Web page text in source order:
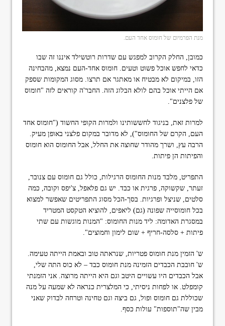
מנת הפרמיום של חומוס אחד העם.
כמובן, החלק הקרוב למפגש עם שדרות רוטשילד איננו זה שבו
כדאי לחפש אוכל פשוט וטעים. חומוס אחד-העם נמצא, מהבחינה
הזו, במיקום לא מבטיח או מאתגר אם תרצו. מסוג המקומות שספק
אם הייתי אוכל בהם לולא הבלוג הזה. החבר'ה קוראים לזה "חומוס
של פלצנים".
למרות זאת, בניגוד לחששותינו ולמרות הקופי החשוד ("חומוס אחד
העם, הקרם של החומוס"), לא מדובר במקום פלצני באופן מעיק.
הרבה עץ, ושרך מהודר שחוצה את החלל, אבל החומוס הוא חומוס
והפיתות הן פיתות.
התפריט, מלבד מנות החומוס הרגילות, כולל גם חומוס עם צנובר,
זעתר, שקשוקה, פרגית או כבד. יש גם פלאפל, צ'יפס וקובה, כמה
סלטים, שניצל ופרגיות. בסך-הכל מסוג התפריטים שאפשר למצוא
בכל חומוסייה שפונה (גם) ליאפים, להוציא הטקסט המטריד
במסגרת האדומה: ליד מנות החומוס: "המנות מוגשות עם שתי
פיתות + סלסה-חריף + שום לימון וחמוצים".
ש' הזמין מנת חומוס פטריות, שנראתה טוב ובאמת הייתה טעימה.
ש' חובבת הכבדים הזמינה מנת חומוס כבד – לא כוס התה שלי,
אבל הכבדים היו עשויים היטב וגם היא הייתה מרוצה. אני הזמנתי
קומפלט. או לפחות ניסיתי, כי המלצרית כנראה לא שמעה על מנה
שכוללת גם חומוס ופול, גם ביצה וגם טחינה וטרחה לבדוק שאני
מבין שה"תוספות" עולות כסף.